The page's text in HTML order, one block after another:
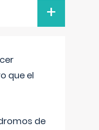
+
que el
de